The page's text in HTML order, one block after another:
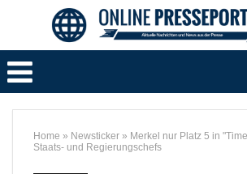
Home » Newsticker » Merkel nur Platz 5 in
Staats- und Regierungschefs